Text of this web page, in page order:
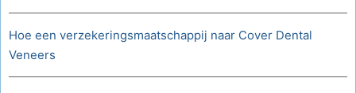
Hoe een verzekeringsmaatschappij naar Cover Dental
Veneers